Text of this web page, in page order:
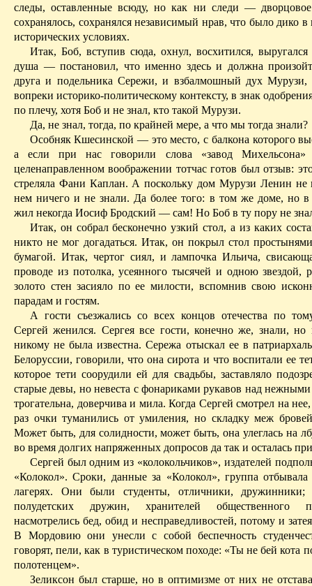
следы, оставленные всюду, но как ни следи — дворцовое
сохранялось, сохранялся независимый нрав, что было дико
исторических условиях.
Итак, Боб, вступив сюда, охнул, восхитился,
душа — постановил, что именно здесь и должна
друга и подельника Сережи, и взбалмошный дух Мурузи,
вопреки историко‑полити­ческому контексту, в знак
по плечу, хотя Боб и не знал, кто такой Мурузи.
Да, не знал, тогда, по крайней мере, а что мы тогда знали?
Особняк Кшесинской — это место, с балкона которого
а если при нас говорили слова «завод
целенаправленном воображении тотчас готов был отзыв:
стреляла Фани Каплан. А поскольку дом Мурузи Ленин не
нем ничего и не знали. Да более того: в том же доме, но
жил некогда Иосиф Бродский — сам! Но Боб в ту пору не
Итак, он собрал бесконечно узкий стол, а из каких
никто не мог догадаться. Итак, он покрыл стол
бумагой. Итак, чертог сиял, и лампочка Ильича,
проводе из потолка, усеянного тысячей и одною звездой,
золото стен засияло по ее милости, вспомнив свою
парадам и гостям.
А гости съезжались со всех концов отечества по
Сергей женился. Сергея все гости, конечно же, знали, но
никому не была известна. Сережа отыскал ее в
Белоруссии, говорили, что она сирота и что воспитали ее
которое тети соорудили ей для свадьбы, заставляло
старые девы, но невеста с фонариками рукавов над
трогательна, доверчива и мила. Когда Сергей смотрел на
раз очки туманились от умиления, но складку меж
Может быть, для солидности, может быть, она улеглась на
во время долгих напряженных допросов да так и осталась
Сергей был одним из «колокольчиков», издателей
«Колокол». Сроки, данные за «Колокол», группа
лагерях. Они были студенты, отличники, дружинники;
полудет­ских дружин, хранителей общественного
насмотрелись бед, обид и несправедливостей, потому и
В Мордовию они унесли с собой беспечность
говорят, пели, как в туристиче­ском походе: «Ты не бей кота
полотенцем».
Зеликсон был старше, но в оптимизме от них не